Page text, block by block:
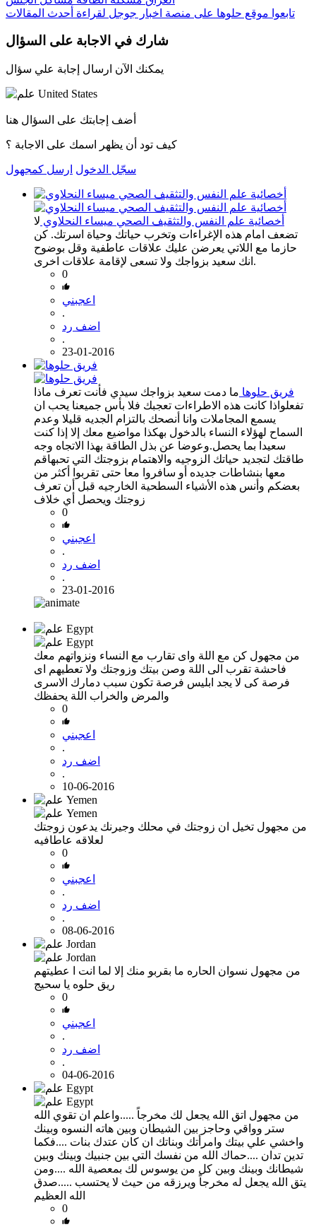
تابعوا موقع حلوها على منصة اخبار جوجل لقراءة أحدث المقالات
شارك في الاجابة على السؤال
يمكنك الآن ارسال إجابة علي سؤال
أضف إجابتك على السؤال هنا
كيف تود أن يظهر اسمك على الاجابة ؟
سجّل الدخول ارسل كمجهول
أخصائية علم النفس والتثقيف الصحي ميساء النحلاوي لا
تضعف امام هذه الإغراءات وتخرب حياتك وحياة اسرتك. كن
حازما مع اللاتي يعرضن عليك علاقات عاطفية وقل بوضوح
انك سعيد بزواجك ولا تسعى لإقامة علاقات اخرى.
0
اعجبني
.
اضف رد
.
23-01-2016
فريق حلوها ما دمت سعيد بزواجك سيدي فأنت تعرف ماذا
تفعلواذا كانت هذه الاطراءات تعجبك فلا بأس جميعنا يحب ان
يسمع المجاملات وانا أنصحك بالتزام الجديه قليلا وعدم
السماح لهؤلاء النساء بالدخول بهكذا مواضيع معك إلا إذا كنت
سعيدا بما يحصل.وعوضا عن بذل الطاقة بهذا الاتجاه وجه
طاقتك لتجديد حياتك الزوجيه والاهتمام بزوجتك التي تحبهاقم
معها بنشاطات جديده أو سافروا معا حتى تقربوا أكثر من
بعضكم وأنس هذه الأشياء السطحية الخارجيه قبل أن تعرف
زوجتك ويحصل أي خلاف
0
اعجبني
.
اضف رد
.
23-01-2016
من مجهول كن مع اللة واى تقارب مع النساء ونزواتهم معك
فاحشة تقرب الى اللة وصن بيتك وزوجتك ولا تعطيهم اى
فرصة كى لا يجد ابليس فرصة تكون سبب دمارك الاسرى
والمرض والخراب اللة يحفظك
0
اعجبني
.
اضف رد
.
10-06-2016
من مجهول تخيل ان زوجتك في محلك وجيرنك يدعون زوجتك
لعلاقه عاطافيه
0
اعجبني
.
اضف رد
.
08-06-2016
من مجهول نسوان الحاره ما بقربو منك إلا لما انت ا عطيتهم
ريق حلوه يا سحيج
0
اعجبني
.
اضف رد
.
04-06-2016
من مجهول اتق الله يجعل لك مخرجاً .....واعلم ان تقوي الله
ستر وواقي وحاجز بين الشيطان وبين هاته النسوه وبينك
واخشي علي بيتك وامرأتك وبناتك ان كان عتدك بنات ....فكما
تدين تدان ....حماك الله من نفسك التي بين جنبيك وبينك وبين
شيطانك وبينك وبين كل من يوسوس لك بمعصية الله ....ومن
يتق الله يجعل له مخرجاً ويرزقه من حيث لا يحتسب .....صدق
الله العظيم
0